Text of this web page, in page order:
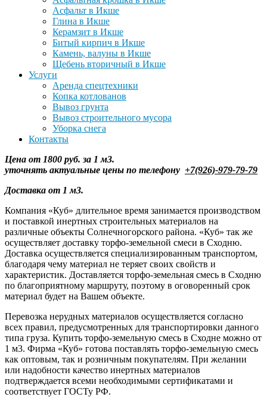
Асфальт в Икше
Глина в Икше
Керамзит в Икше
Битый кирпич в Икше
Камень, валуны в Икше
Щебень вторичный в Икше
Услуги
Аренда спецтехники
Копка котлованов
Вывоз грунта
Вывоз строительного мусора
Уборка снега
Контакты
Цена от 1800 руб. за 1 м3.
уточнять актуальные цены по телефону +7(926)-979-79-79
Доставка от 1 м3.
Компания «Куб» длительное время занимается производством
и поставкой инертных строительных материалов на
различные объекты Солнечногорского района. «Куб» так же
осуществляет доставку торфо-земельной смеси в Сходню.
Доставка осуществляется специализированным транспортом,
благодаря чему материал не теряет своих свойств и
характеристик. Доставляется торфо-земельная смесь в Сходню
по благоприятному маршруту, поэтому в оговоренный срок
материал будет на Вашем объекте.
Перевозка нерудных материалов осуществляется согласно
всех правил, предусмотренных для транспортировки данного
типа груза. Купить торфо-земельную смесь в Сходне можно от
1 м3. Фирма «Куб» готова поставлять торфо-земельную смесь
как оптовым, так и розничным покупателям. При желании
или надобности качество инертных материалов
подтверждается всеми необходимыми сертификатами и
соответствует ГОСТу РФ.